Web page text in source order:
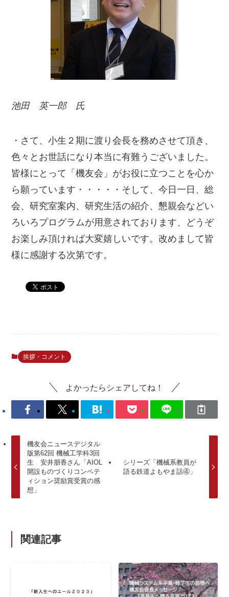
池田 英一郎 氏
・さて、小生２期に渡り会長を務めさせて頂き、
色々とお世話になり本当に有難うございました。
皆様にとって「機友会」がお役に立つことを心か
ら願っています・・・・・そして、今日一日、総
会、研究室案内、研究生活の紹介、懇親会などい
ろいろプログラムが用意されております、どうぞ
お楽しみ頂ければ大変嬉しいです。改めまして皆
様に感謝する次第です。
挨拶・コメント
よかったらシェアしてね！
機友会ニュースデジタル
版第62回 機械工学科3回
生 安井朋香さん「AIOL
開設ものづくりコンペテ
ィション奨励賞受賞の感
想」
シリーズ「機械系教員が
語る鉄道よもやま話④」
関連記事